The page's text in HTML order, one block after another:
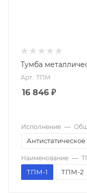
Тумба
Арт.: ТПМ
16 846 ₽
Исполнение —
Антистатическое
Наименование —
ТПМ-1 ТПМ-2